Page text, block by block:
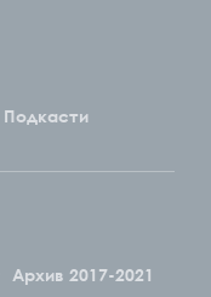
Подкасти
Архив 2017-2021